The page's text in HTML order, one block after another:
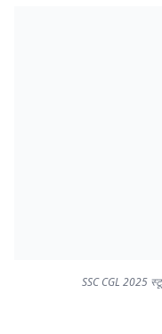
SSC CGL 2025